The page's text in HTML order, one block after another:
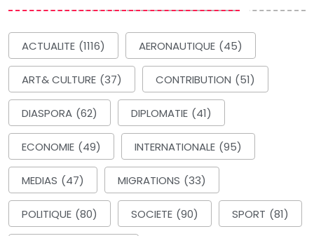
ACTUALITE (1116) AERONAUTIQUE (45)
ART& CULTURE (37) CONTRIBUTION (51)
DIASPORA (62) DIPLOMATIE (41)
ECONOMIE (49) INTERNATIONALE (95)
MEDIAS (47) MIGRATIONS (33)
POLITIQUE (80) SOCIETE (90) SPORT (81)